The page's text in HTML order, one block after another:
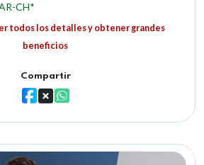
CH*
todos los detalles y obtener grandes
beneficios
Compartir